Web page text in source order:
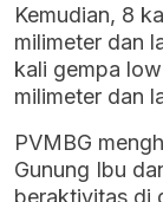
Kemudian, 8
milimeter dan
kali gempa
milimeter dan
PVMBG
Gunung Ibu
beraktivitas di